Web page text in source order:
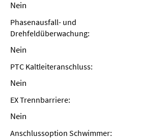
Nein
Phasenausfall- und
Drehfeldüberwachung:
Nein
PTC Kaltleiteranschluss:
Nein
EX Trennbarriere:
Nein
Anschlussoption Schwimmer: